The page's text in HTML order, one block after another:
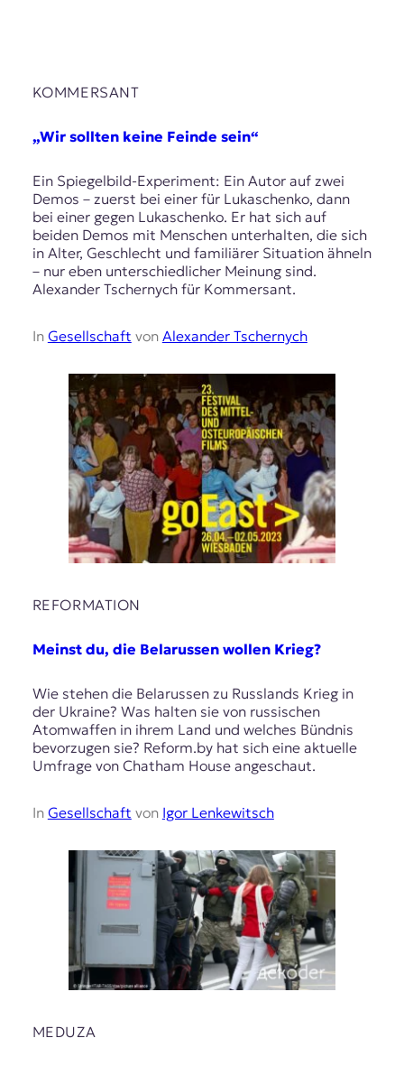
KOMMERSANT
„Wir sollten keine Feinde sein“
Ein Spiegelbild-Experiment: Ein Autor auf zwei
Demos – zuerst bei einer für Lukaschenko, dann
bei einer gegen Lukaschenko. Er hat sich auf
beiden Demos mit Menschen unterhalten, die sich
in Alter, Geschlecht und familiärer Situation ähneln
– nur eben unterschiedlicher Meinung sind.
Alexander Tschernych für Kommersant.
In Gesellschaft von Alexander Tschernych
REFORMATION
Meinst du, die Belarussen wollen Krieg?
Wie stehen die Belarussen zu Russlands Krieg in
der Ukraine? Was halten sie von russischen
Atomwaffen in ihrem Land und welches Bündnis
bevorzugen sie? Reform.by hat sich eine aktuelle
Umfrage von Chatham House angeschaut.
In Gesellschaft von Igor Lenkewitsch
MEDUZA